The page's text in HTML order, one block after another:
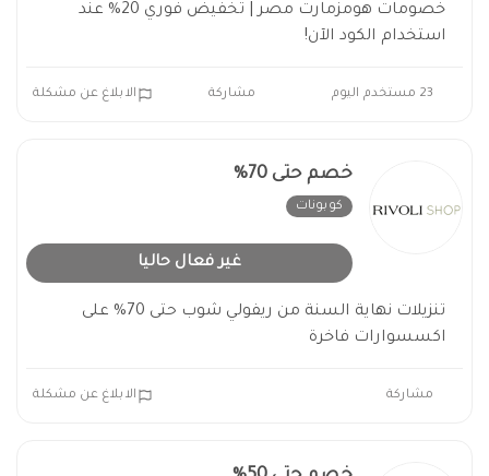
خصومات هومزمارت مصر | تخفيض فوري 20% عند
استخدام الكود الآن!
23 مستخدم اليوم مشاركة الابلاغ عن مشكلة
خصم حتى 70%
كوبونات
غير فعال حاليا
تنزيلات نهاية السنة من ريفولي شوب حتى 70% على
اكسسوارات فاخرة
مشاركة الابلاغ عن مشكلة